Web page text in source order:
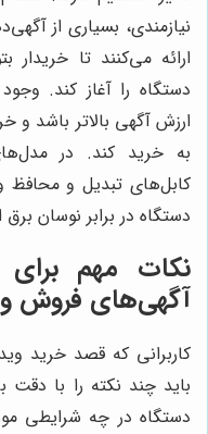
نیازمندی، بسیاری از
ارائه می‌کنند تا خریدار
دستگاه را آغاز کند.
ارزش آگهی بالاتر باشد و
به خرید کند. در
کابل‌های تبدیل و محافظ
دستگاه در برابر نوسان برق
نکات مهم برای
آگهی‌های فروش
کاربرانی که قصد خرید
باید چند نکته را با
دستگاه در چه شرایطی